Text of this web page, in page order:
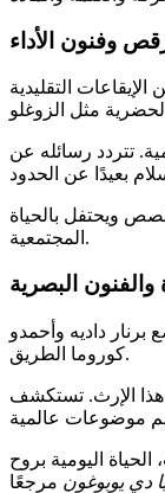
وفنون الأداء
التقليدية
تتردد رسائله عن
ويحتفل بالحياة
المجتمعية.
البصرية
برنار داديه وأحمدو
كوروما الطريق.
هذا الإرث. تستكشف
اليومية بروح
دي يوبوغون